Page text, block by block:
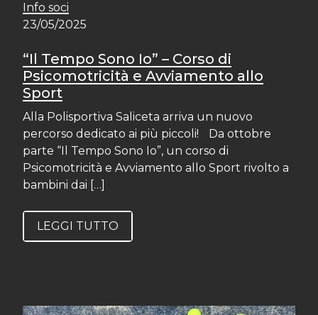
Info soci
23/05/2025
“Il Tempo Sono Io” – Corso di
Psicomotricità e Avviamento allo
Sport
Alla Polisportiva Saliceta arriva un nuovo
percorso dedicato ai più piccoli! Da ottobre
parte “Il Tempo Sono Io”, un corso di
Psicomotricità e Avviamento allo Sport rivolto a
bambini dai […]
LEGGI TUTTO